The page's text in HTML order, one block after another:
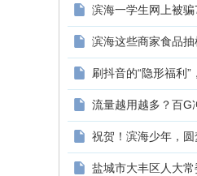
滨海一学生网上被
滨海这些商家食品抽
刷抖音的“隐形福利”
流量越用越多？百G
祝贺！滨海少年，圆
盐城市大丰区人大